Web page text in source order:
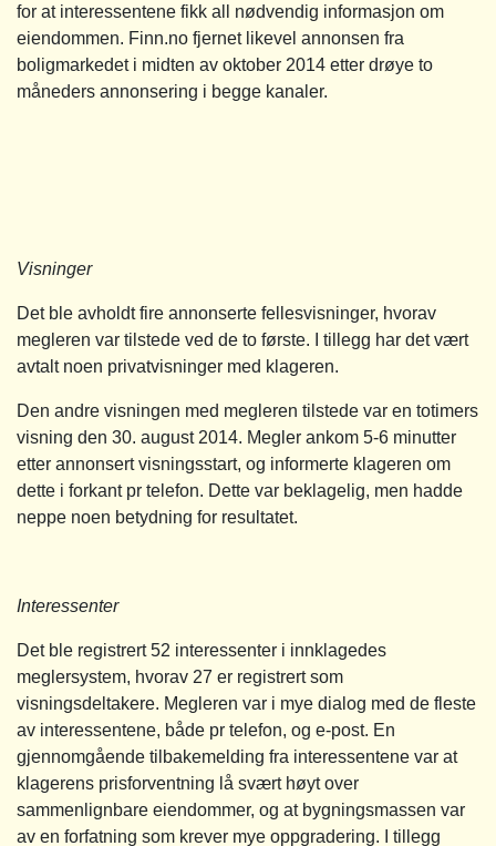
for at interessentene fikk all nødvendig informasjon om
eiendommen. Finn.no fjernet likevel annonsen fra
boligmarkedet i midten av oktober 2014 etter drøye to
måneders annonsering i begge kanaler.
Visninger
Det ble avholdt fire annonserte fellesvisninger, hvorav
megleren var tilstede ved de to første. I tillegg har det vært
avtalt noen privatvisninger med klageren.
Den andre visningen med megleren tilstede var en totimers
visning den 30. august 2014. Megler ankom 5-6 minutter
etter annonsert visningsstart, og informerte klageren om
dette i forkant pr telefon. Dette var beklagelig, men hadde
neppe noen betydning for resultatet.
Interessenter
Det ble registrert 52 interessenter i innklagedes
meglersystem, hvorav 27 er registrert som
visningsdeltakere. Megleren var i mye dialog med de fleste
av interessentene, både pr telefon, og e-post. En
gjennomgående tilbakemelding fra interessentene var at
klagerens prisforventning lå svært høyt over
sammenlignbare eiendommer, og at bygningsmassen var
av en forfatning som krever mye oppgradering. I tillegg